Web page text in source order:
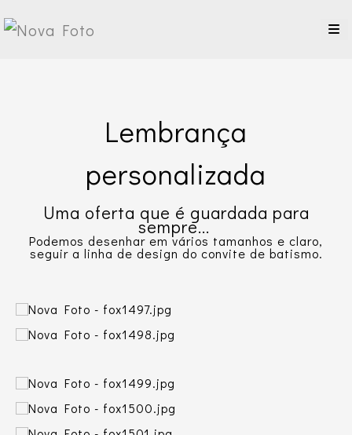
Lembrança
personalizada
Uma oferta que é guardada para
sempre...
Podemos desenhar em vários tamanhos e claro,
seguir a linha de design do convite de batismo.